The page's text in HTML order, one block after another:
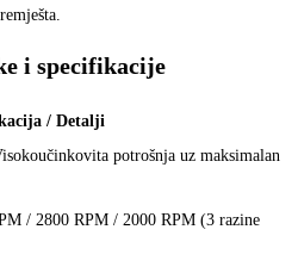
i specifikacije
/ Detalji
potrošnja uz maksimalan
/ 2800 RPM / 2000 RPM (3 razine